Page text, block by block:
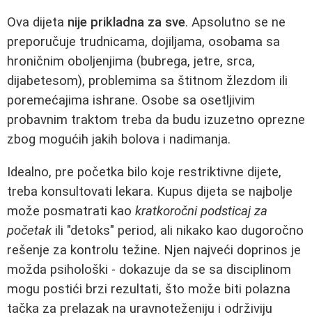
Ova dijeta nije prikladna za sve. Apsolutno se ne
preporučuje trudnicama, dojiljama, osobama sa
hroničnim oboljenjima (bubrega, jetre, srca,
dijabetesom), problemima sa štitnom žlezdom ili
poremećajima ishrane. Osobe sa osetljivim
probavnim traktom treba da budu izuzetno oprezne
zbog mogućih jakih bolova i nadimanja.
Idealno, pre početka bilo koje restriktivne dijete,
treba konsultovati lekara. Kupus dijeta se najbolje
može posmatrati kao kratkoročni podsticaj za
početakili "detoks" period, ali nikako kao dugoročno
rešenje za kontrolu težine. Njen najveći doprinos je
možda psihološki - dokazuje da se sa disciplinom
mogu postići brzi rezultati, što može biti polazna
tačka za prelazak na uravnoteženiju i održiviju